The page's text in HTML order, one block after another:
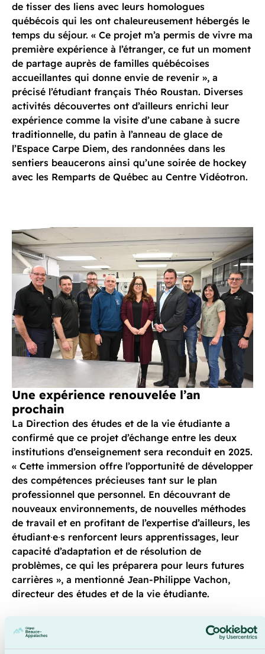
de tisser des liens avec leurs homologues
québécois qui les ont chaleureusement hébergés le
temps du séjour. « Ce projet m’a permis de vivre ma
première expérience à l’étranger, ce fut un moment
de partage auprès de familles québécoises
accueillantes qui donne envie de revenir », a
précisé l’étudiant français Théo Roustan. Diverses
activités découvertes ont d’ailleurs enrichi leur
expérience comme la visite d’une cabane à sucre
traditionnelle, du patin à l’anneau de glace de
l’Espace Carpe Diem, des randonnées dans les
sentiers beaucerons ainsi qu’une soirée de hockey
avec les Remparts de Québec au Centre Vidéotron.
Une expérience renouvelée l’an
prochain
La Direction des études et de la vie étudiante a
confirmé que ce projet d’échange entre les deux
institutions d’enseignement sera reconduit en 2025.
« Cette immersion offre l’opportunité de développer
des compétences précieuses tant sur le plan
professionnel que personnel. En découvrant de
nouveaux environnements, de nouvelles méthodes
de travail et en profitant de l’expertise d’ailleurs, les
étudiant∙e∙s renforcent leurs apprentissages, leur
capacité d’adaptation et de résolution de
problèmes, ce qui les préparera pour leurs futures
carrières », a mentionné Jean-Philippe Vachon,
directeur des études et de la vie étudiante.